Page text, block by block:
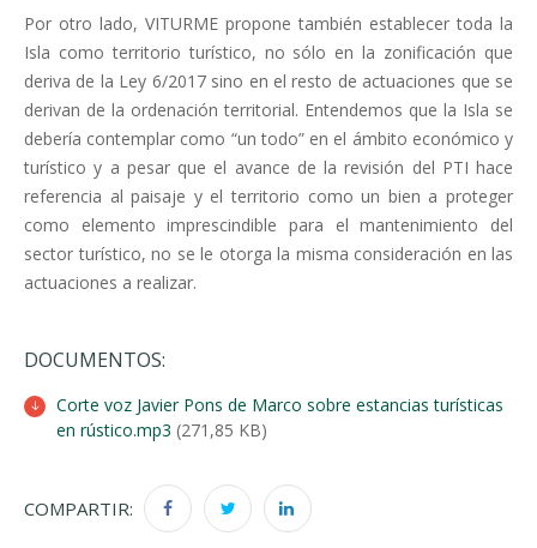
Por otro lado, VITURME propone también establecer toda la
Isla como territorio turístico, no sólo en la zonificación que
deriva de la Ley 6/2017 sino en el resto de actuaciones que se
derivan de la ordenación territorial. Entendemos que la Isla se
debería contemplar como “un todo” en el ámbito económico y
turístico y a pesar que el avance de la revisión del PTI hace
referencia al paisaje y el territorio como un bien a proteger
como elemento imprescindible para el mantenimiento del
sector turístico, no se le otorga la misma consideración en las
actuaciones a realizar.
DOCUMENTOS:
Corte voz Javier Pons de Marco sobre estancias turísticas
en rústico.mp3 (271,85 KB)
COMPARTIR: